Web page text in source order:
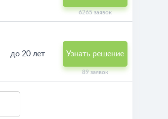
6265 заявок
до 20 лет Узнать решение
89 заявок